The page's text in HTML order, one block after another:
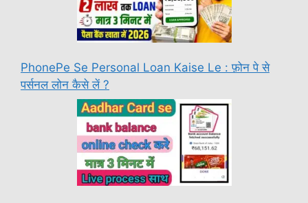
PhonePe Se Personal Loan Kaise Le : फ़ोन पे से
पर्सनल लोन कैसे लें ?